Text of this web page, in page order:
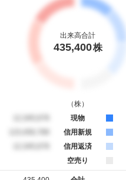
出来高合計
435,400株
（株）
現物
信用新規
信用返済
空売り